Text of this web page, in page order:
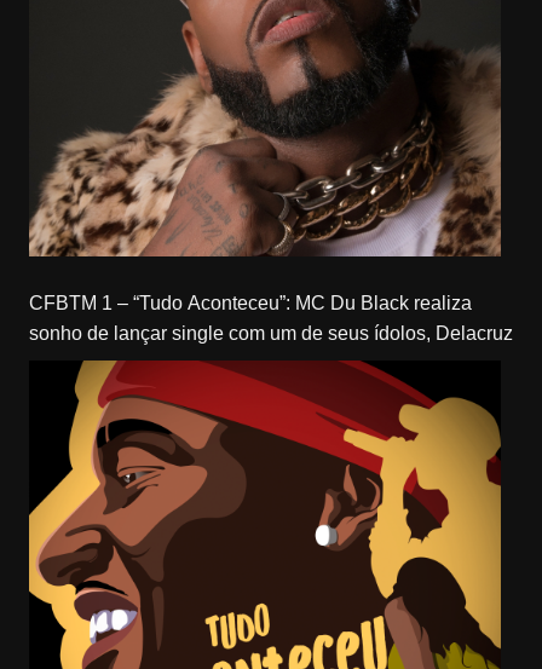
CFBTM 1 – “Tudo Aconteceu”: MC Du Black realiza
sonho de lançar single com um de seus ídolos, Delacruz